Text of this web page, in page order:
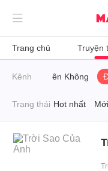

Trang chủ Truyện
Kênh
Harem Xuyên Không
Trạng thái Hot nhất